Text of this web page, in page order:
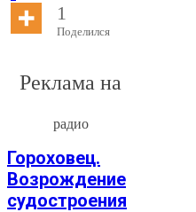
1
Поделился
Реклама на
радио
Гороховец.
Возрождение
судостроения